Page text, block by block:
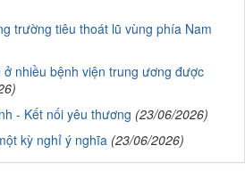
trường tiêu thoát lũ vùng phía Nam
nhiều bệnh viện trung ương được
- Kết nối yêu thương (23/06/2026)
kỳ nghỉ ý nghĩa (23/06/2026)